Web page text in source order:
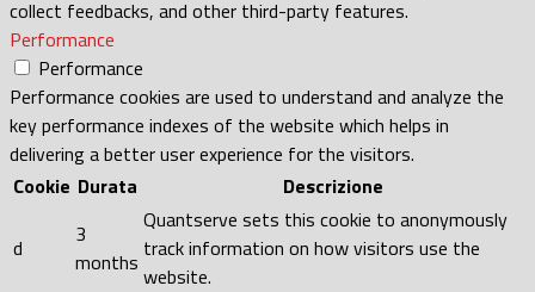
collect feedbacks, and other third-party features.
Performance
Performance
Performance cookies are used to understand and analyze the
key performance indexes of the website which helps in
delivering a better user experience for the visitors.
Cookie Durata Descrizione
d
3
months
Quantserve sets this cookie to anonymously
track information on how visitors use the
website.